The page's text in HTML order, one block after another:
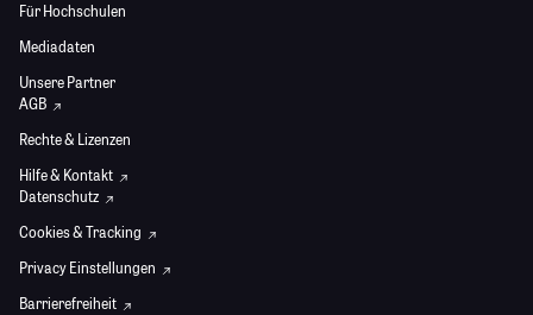
Für Hochschulen
Mediadaten
Unsere Partner
AGB
Rechte & Lizenzen
Hilfe & Kontakt
Datenschutz
Cookies & Tracking
Privacy Einstellungen
Barrierefreiheit